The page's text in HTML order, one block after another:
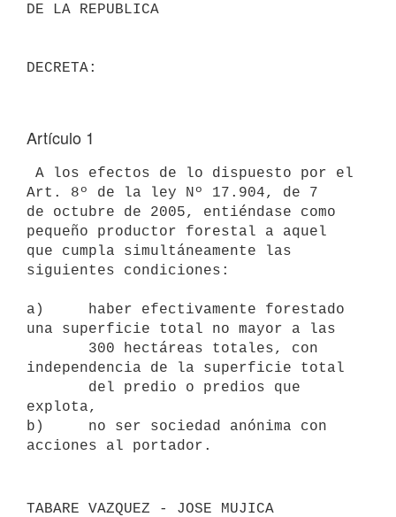
DE LA REPUBLICA
Artículo 1
Art. 8º de la ley Nº 17.904, de 7
de octubre de 2005, entiéndase como
pequeño productor forestal a aquel
que cumpla simultáneamente las
siguientes condiciones:
a)     haber efectivamente forestado
una superficie total no mayor a las
independencia de la superficie total
explota,
b)     no ser sociedad anónima con